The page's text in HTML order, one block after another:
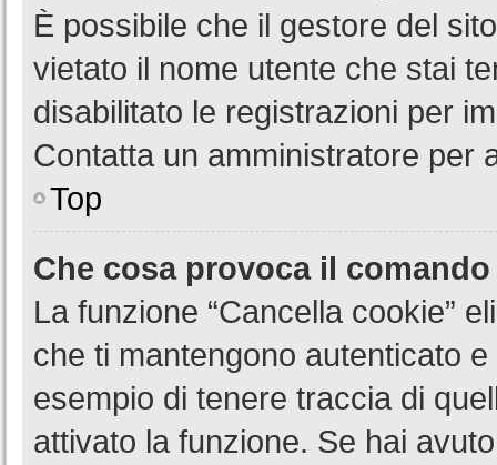
È possibile che il gestore del
vietato il nome utente che stai
disabilitato le registrazioni per
Contatta un amministratore per
Top
Che cosa provoca il
La funzione “Cancella cookie”
che ti mantengono autenticato
esempio di tenere traccia di
attivato la funzione. Se hai